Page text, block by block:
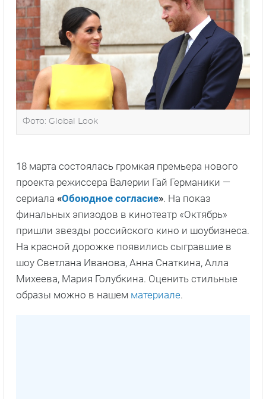
Фото: Global Look
18 марта состоялась громкая премьера нового
проекта режиссера Валерии Гай Германики —
сериала «Обоюдное согласие». На показ
финальных эпизодов в кинотеатр «Октябрь»
пришли звезды российского кино и шоубизнеса.
На красной дорожке появились сыгравшие в
шоу Светлана Иванова, Анна Снаткина, Алла
Михеева, Мария Голубкина. Оценить стильные
образы можно в нашем материале.